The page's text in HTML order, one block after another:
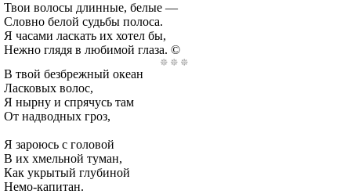
Твои волосы длинные, белые —
Словно белой судьбы полоса.
Я часами ласкать их хотел бы,
Нежно глядя в любимой глаза. ©
В твой безбрежный океан
Ласковых волос,
Я нырну и спрячусь там
От надводных гроз,
Я зароюсь с головой
В их хмельной туман,
Как укрытый глубиной
Немо-капитан.